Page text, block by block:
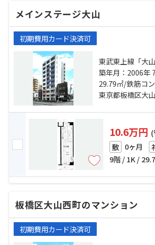
メインステージ大山
初期費用カード決済可
東武東上線「大山
東上線「中板橋」駅
三田線「板橋区
分
築年月：2006年
29.79㎡/鉄筋コ
東京都板橋区大
10.6万円
敷 0ヶ月
9階 / 1K /
板橋区大山西町のマンション
初期費用カード決済可